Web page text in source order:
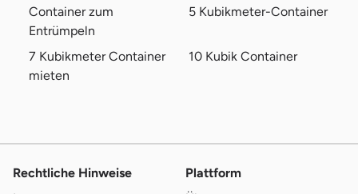
Becker Umweltdienste GmbH Betriebsstätte Burgstädt
09217 Burgstädt
08451 Crimmitschau
Container zum
Entrümpeln
5 Kubikmeter-Container
7 Kubikmeter Container
mieten
10 Kubik Container
Rechtliche Hinweise
Plattform